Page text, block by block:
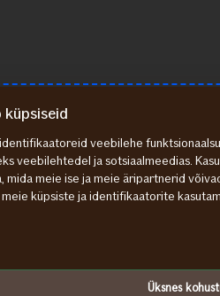
veebilehe
veebilehtedel ja sotsiaalmeedias.
meie ise ja meie äripartnerid
küpsiste ja identifikaatorite
Üksnes